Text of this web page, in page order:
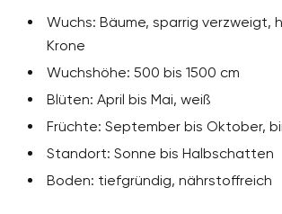
Wuchs: Bäume, sparrig verzweigt,
Krone
Wuchshöhe: 500 bis 1500 cm
Blüten: April bis Mai, weiß
Früchte: September bis Oktober,
Standort: Sonne bis Halbschatten
Boden: tiefgründig, nährstoffreich